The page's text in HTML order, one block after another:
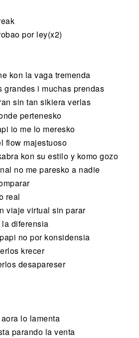
por ley(x2)
kon la vaga tremenda
grandes i muchas prendas
sin tan sikiera verlas
pertenesko
io me lo meresko
flow majestuoso
kon su estilo y komo gozo
no me paresko a nadie
real
viaje virtual sin parar
diferensia
no por konsidensia
krecer
desapareser
lo lamenta
parando la venta